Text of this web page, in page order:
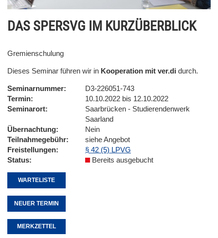
DAS SPERSVG IM KURZÜBERBLICK
Gremienschulung
Dieses Seminar führen wir in Kooperation mit ver.di durch.
Seminarnummer
D3-226051-743
Termin
10.10.2022 bis 12.10.2022
Seminarort
Saarbrücken - Studierendenwerk
Saarland
Übernachtung
Nein
Teilnahmegebühr
siehe Angebot
Freistellungen
§ 42 (5) LPVG
Status
Bereits ausgebucht
WARTELISTE
NEUER TERMIN
MERKZETTEL